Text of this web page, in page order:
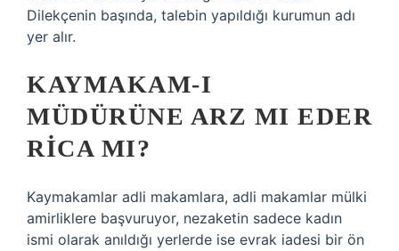
Dilekçenin başında, talebin yapıldığı kurumun adı
yer alır.
KAYMAKAM-I
MÜDÜRÜNE ARZ MI EDER
RICA MI?
Kaymakamlar adli makamlara, adli makamlar mülki
amirliklere başvuruyor, nezaketin sadece kadın
ismi olarak anıldığı yerlerde ise evrak iadesi bir ön